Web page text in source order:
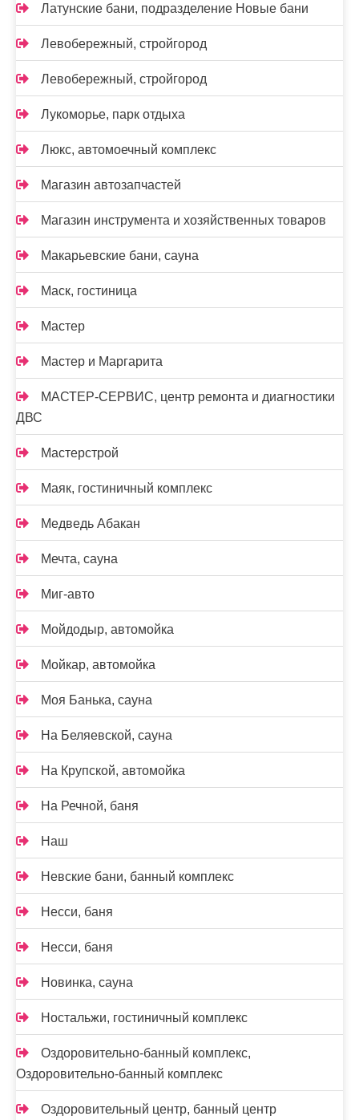
Латунские бани, подразделение Новые бани
Левобережный, стройгород
Левобережный, стройгород
Лукоморье, парк отдыха
Люкс, автомоечный комплекс
Магазин автозапчастей
Магазин инструмента и хозяйственных товаров
Макарьевские бани, сауна
Маск, гостиница
Мастер
Мастер и Маргарита
МАСТЕР-СЕРВИС, центр ремонта и диагностики
ДВС
Мастерстрой
Маяк, гостиничный комплекс
Медведь Абакан
Мечта, сауна
Миг-авто
Мойдодыр, автомойка
Мойкар, автомойка
Моя Банька, сауна
На Беляевской, сауна
На Крупской, автомойка
На Речной, баня
Наш
Невские бани, банный комплекс
Несси, баня
Несси, баня
Новинка, сауна
Ностальжи, гостиничный комплекс
Оздоровительно-банный комплекс,
Оздоровительно-банный комплекс
Оздоровительный центр, банный центр